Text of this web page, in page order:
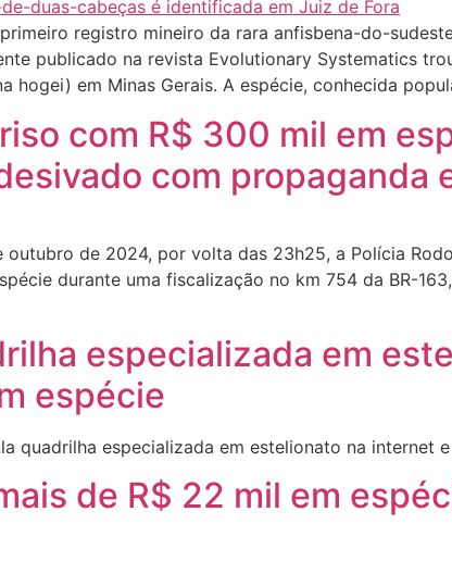
registro mineiro da rara anfisbena-do-
publicado na revista Evolutionary Systematics
hogei) em Minas Gerais. A espécie, conhecida
com R$ 300 mil em
com propaganda
de 2024, por volta das 23h25, a Polícia
durante uma fiscalização no km 754 da BR-
especializada em
espécie
quadrilha especializada em estelionato na internet
de R$ 22 mil em